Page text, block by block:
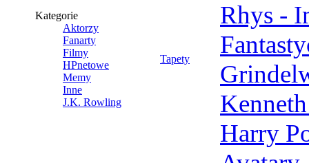
Kategorie
Aktorzy
Fanarty
Filmy
HPnetowe
Memy
Inne
J.K. Rowling
Tapety
Rhys -
Harry